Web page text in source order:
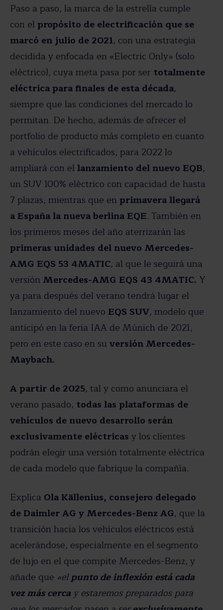
Paso a paso, la marca de la estrella cumple
con el propósito de electrificación que se
marcó en julio de 2021, con una estrategia
decidida y enfocada en «Electric Only» (solo
eléctrico), cuya meta pasa por ser totalmente
eléctrica para finales de esta década,
siempre que las condiciones del mercado lo
permitan. De hecho, además de ofrecer el
portfolio de producto más completo en cuanto
a vehículos electrificados, para 2022 lo
ampliará con el lanzamiento del nuevo EQB,
un SUV 100% eléctrico con capacidad de hasta
7 plazas, mientras que en primavera llegará
a España la nueva berlina EQE. También en
los primeros meses del año aterrizarán las
primeras unidades del nuevo Mercedes-
AMG EQS 53 4MATIC, al que le seguirá una
versión Mercedes-AMG EQS 43 4MATIC. Y
ya para después del verano tendrá lugar el
lanzamiento del nuevo EQS SUV, modelo que
anticipó en la feria IAA de Múnich de 2021,
pero en este caso en su versión Mercedes-
Maybach.
A partir de 2025, tal y como anunciara el
verano pasado, todas las plataformas de
vehículos de nuevo desarrollo serán
exclusivamente eléctricas y los clientes
podrán elegir una versión totalmente eléctrica
de cada modelo que fabrique la compañía.
Explica Ola Källenius, consejero delegado
de Daimler AG y Mercedes-Benz AG, que la
transición hacia los vehículos eléctricos está
acelerándose, especialmente en el segmento
de lujo en el que compite Mercedes-Benz, y
añade que «elpunto de inflexión está cada
vez más cerca y estaremos preparados para